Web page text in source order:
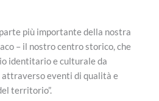
più importante della nostra
– il nostro centro storico, che
identitario e culturale da
eventi di qualità e
territorio”.